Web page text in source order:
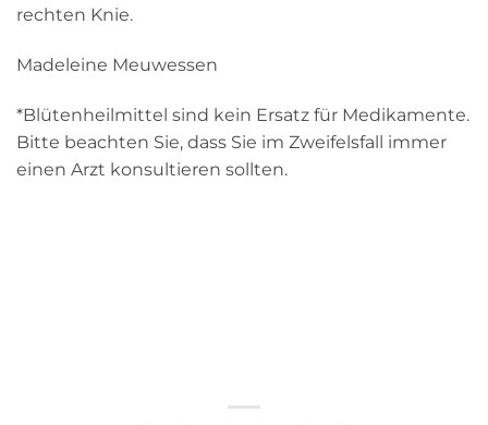
rechten Knie.
Madeleine Meuwessen
*Blütenheilmittel sind kein Ersatz für Medikamente.
Bitte beachten Sie, dass Sie im Zweifelsfall immer
einen Arzt konsultieren sollten.